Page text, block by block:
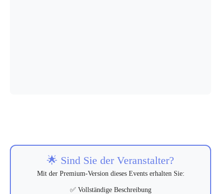
🌟 Sind Sie der Veranstalter?
Mit der Premium-Version dieses Events erhalten Sie:
✅ Vollständige Beschreibung